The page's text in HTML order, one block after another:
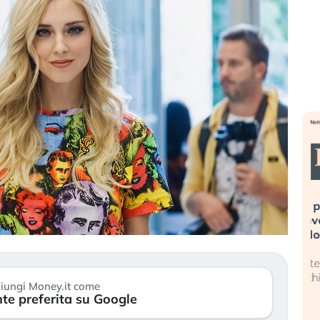
Money.it come
preferita su Google
più
sta
Russia e Cina pronti a spegnere
Starlink. Gli investitori stanno
sottovalutando il rischio?
ignorare il rischio geopolitico: il (…)
17 luglio 2026